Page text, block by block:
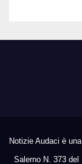
Notizie Audaci è
Salerno N. 373 del